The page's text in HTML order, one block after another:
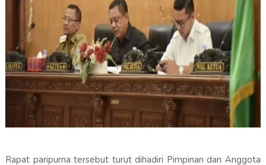
Rapat paripurna tersebut turut dihadiri Pimpinan dan Anggota